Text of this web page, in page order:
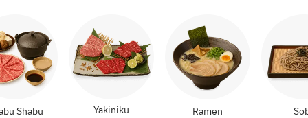
Shabu Yakiniku Ramen